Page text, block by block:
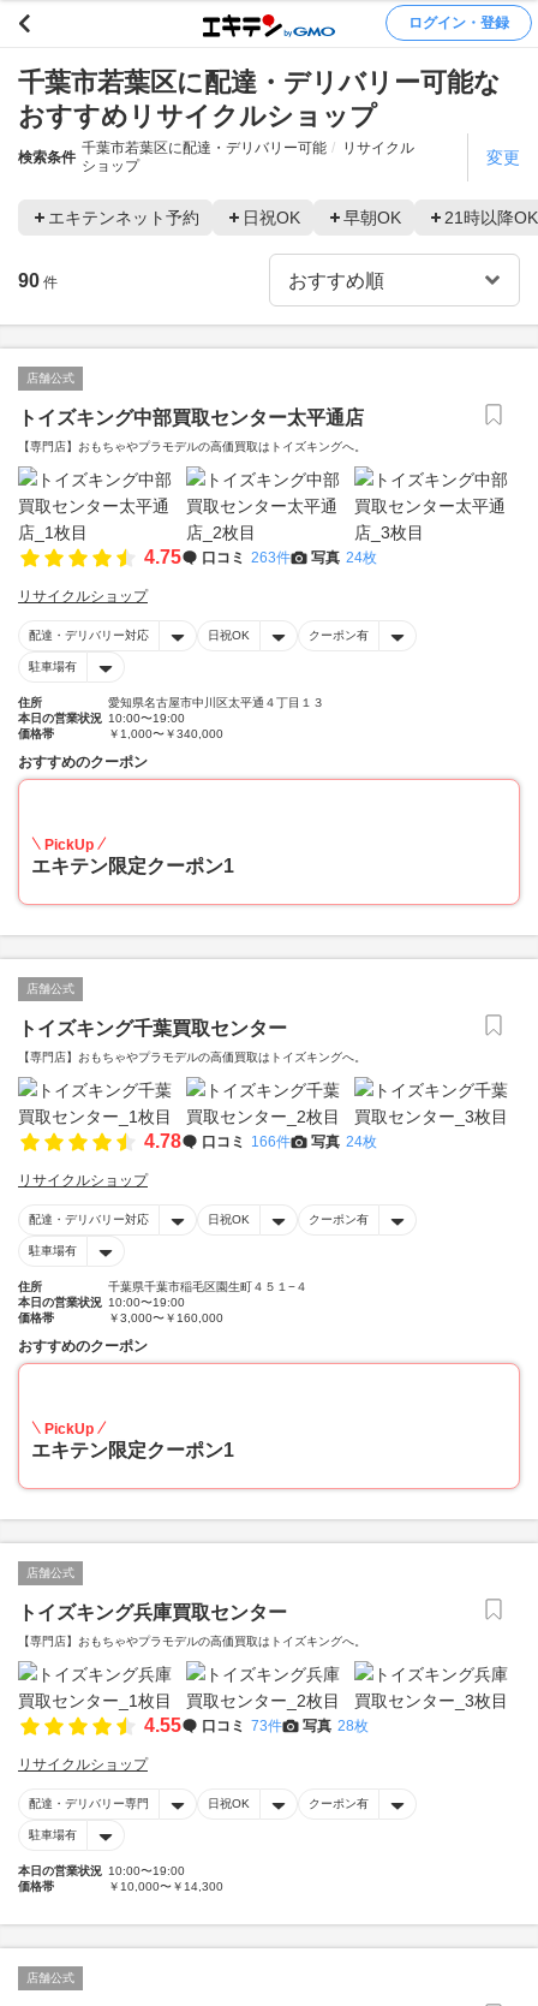
ログイン・登録
千葉市若葉区に配達・デリバリー可能な
おすすめリサイクルショップ
検索条件
千葉市若葉区に配達・デリバリー可能
リサイクル
ショップ
変更
エキテンネット予約 日祝OK 早朝OK 21時以降OK
90 件
店舗公式
トイズキング中部買取センター太平通店
【専門店】おもちゃやプラモデルの高価買取はトイズキングへ。‎
4.75 口コミ 263件 写真 24枚
リサイクルショップ
配達・デリバリー対応 日祝OK クーポン有
駐車場有
住所
愛知県名古屋市中川区太平通４丁目１３
本日の営業状況 10:00〜19:00
価格帯
￥1,000〜￥340,000
おすすめのクーポン
PickUp
エキテン限定クーポン1
店舗公式
トイズキング千葉買取センター
【専門店】おもちゃやプラモデルの高価買取はトイズキングへ。‎
4.78 口コミ 166件 写真 24枚
リサイクルショップ
配達・デリバリー対応 日祝OK クーポン有
駐車場有
住所
千葉県千葉市稲毛区園生町４５１−４
本日の営業状況 10:00〜19:00
価格帯
￥3,000〜￥160,000
おすすめのクーポン
PickUp
エキテン限定クーポン1
店舗公式
トイズキング兵庫買取センター
【専門店】おもちゃやプラモデルの高価買取はトイズキングへ。‎
4.55 口コミ 73件 写真 28枚
リサイクルショップ
配達・デリバリー専門 日祝OK クーポン有
駐車場有
本日の営業状況 10:00〜19:00
価格帯
￥10,000〜￥14,300
店舗公式